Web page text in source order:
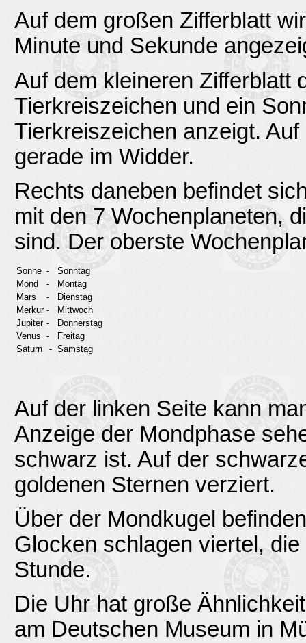
Auf dem großen Zifferblatt
Minute und Sekunde
Auf dem kleineren Zifferblatt
Tierkreiszeichen und ein
Tierkreiszeichen anzeigt.
gerade im Widder.
Rechts daneben befindet
mit den 7 Wochenplaneten,
sind. Der oberste
Sonne -
Sonntag
Mond
-
Montag
Mars
-
Dienstag
Merkur -
Mittwoch
Jupiter -
Donnerstag
Venus
-
Freitag
Saturn
- Samstag
Auf der linken Seite kann
Anzeige der Mondphase
schwarz ist. Auf der
goldenen Sternen verziert.
Über der Mondkugel
Glocken schlagen viertel,
Stunde.
Die Uhr hat große
am Deutschen Museum in